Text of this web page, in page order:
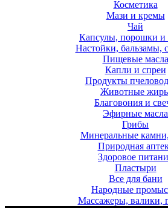
Косметика
Мази и кремы
Чай
Капсулы, порошки и
Настойки, бальзамы,
Пищевые масла
Капли и спреи
Продукты
Животные
Благовония и
Эфирные масла
Грибы
Минеральные
Природная
Здоровое
Пластыри
Все для бани
Народные
Массажеры, валики,